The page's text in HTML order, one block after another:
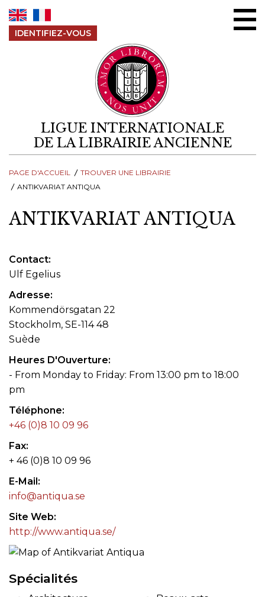
IDENTIFIEZ-VOUS
LIGUE INTERNATIONALE
DE LA LIBRAIRIE ANCIENNE
PAGE D'ACCUEIL
TROUVER UNE LIBRAIRIE
ANTIKVARIAT ANTIQUA
ANTIKVARIAT ANTIQUA
Contact
Ulf Egelius
Adresse
Kommendörsgatan 22
Stockholm, SE-114 48
Suède
Heures D'Ouverture
- From Monday to Friday: From 13:00 pm to 18:00
pm
Téléphone
+46 (0)8 10 09 96
Fax
+ 46 (0)8 10 09 96
E-Mail
info@antiqua.se
Site Web
http://www.antiqua.se/
Spécialités